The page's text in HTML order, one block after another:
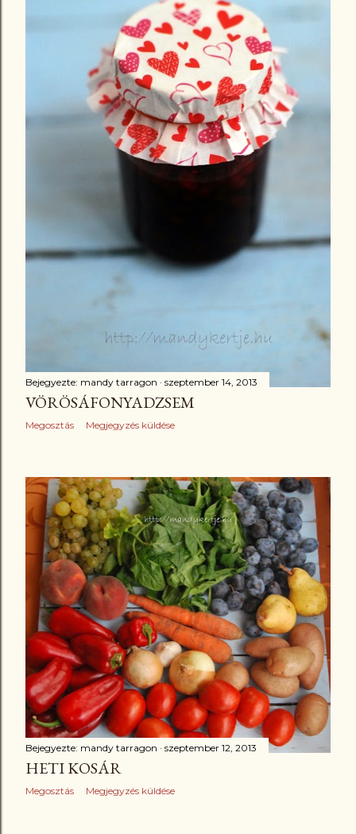
Bejegyezte: mandy tarragon szeptember 14, 2013
VÖRÖSÁFONYADZSEM
Megosztás Megjegyzés küldése
Bejegyezte: mandy tarragon szeptember 12, 2013
HETI KOSÁR
Megosztás Megjegyzés küldése